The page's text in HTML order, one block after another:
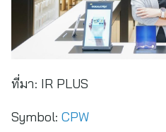
ที่มา: IR PLUS
Symbol: CPW